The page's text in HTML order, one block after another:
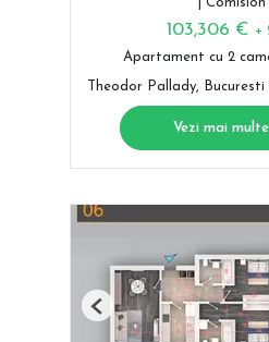
|
103,306 € +
Apartament cu 2
Theodor Pallady, Bucuresti
Vezi mai
Previous